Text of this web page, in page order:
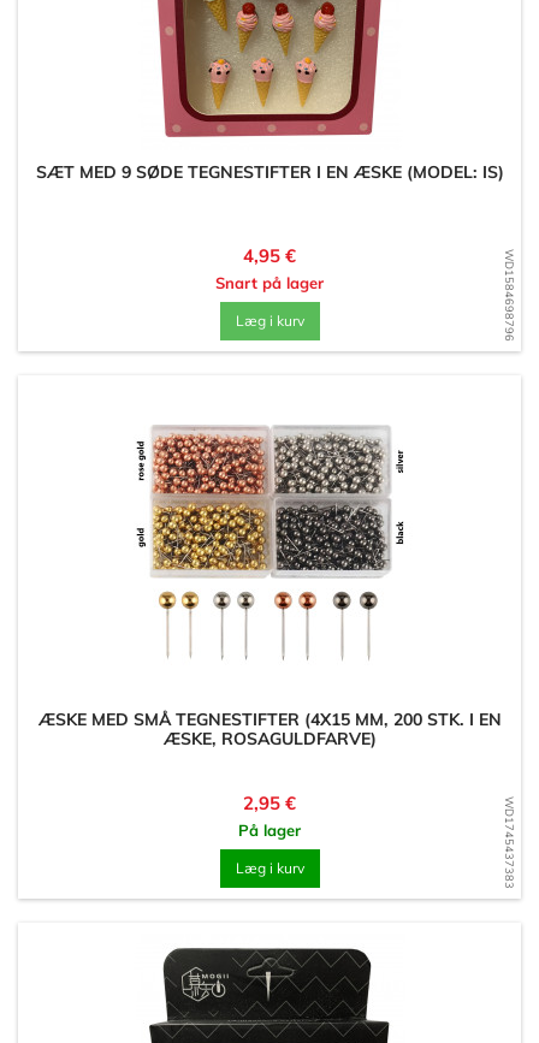
WD1584698796
SÆT MED 9 SØDE TEGNESTIFTER I EN ÆSKE (MODEL: IS)
Pris
4,95 €
Snart på lager
Læg i kurv
WD1745437383
ÆSKE MED SMÅ TEGNESTIFTER (4X15 MM, 200 STK. I EN
ÆSKE, ROSAGULDFARVE)
Pris
2,95 €
På lager
Læg i kurv